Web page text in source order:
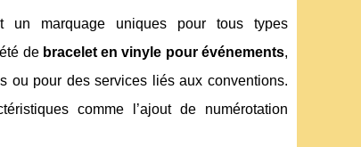
un marquage uniques pour tous types
de bracelet en vinyle pour événements,
ou pour des services liés aux conventions.
comme l’ajout de numérotation